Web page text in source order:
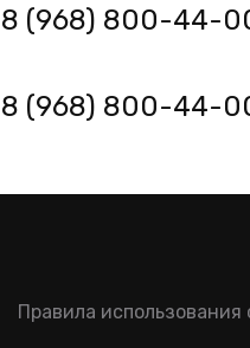
8 (968) 800-44-
8 (968) 800-44-
Правила использования